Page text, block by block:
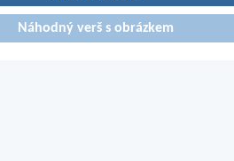
Náhodný verš s obrázkem